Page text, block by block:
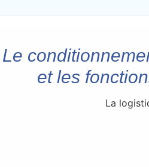
Le
et les
La